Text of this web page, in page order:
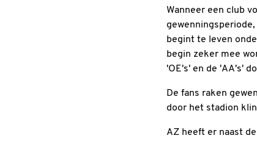
Wanneer een club
begint te leven
begin zeker mee
'OE's' en de 'AA's'
De fans raken
door het stadion
AZ heeft er naast